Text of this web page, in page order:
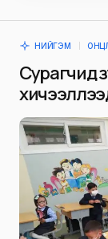
НИЙГЭМ
Сурагчид